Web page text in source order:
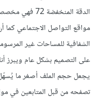
الدقة
الشفافية للمساحات غير
يجعل حجم الملف أصغر ما يُسهّل
تصفحه من قبل المتابعين في